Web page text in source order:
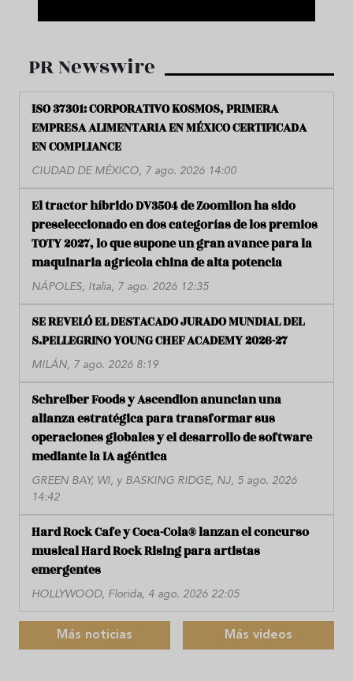
PR Newswire
ISO 37301: CORPORATIVO KOSMOS, PRIMERA
EMPRESA ALIMENTARIA EN MÉXICO CERTIFICADA
EN COMPLIANCE
CIUDAD DE MÉXICO, 7 ago. 2026 14:00
El tractor híbrido DV3504 de Zoomlion ha sido
preseleccionado en dos categorías de los premios
TOTY 2027, lo que supone un gran avance para la
maquinaria agrícola china de alta potencia
NÁPOLES, Italia, 7 ago. 2026 12:35
SE REVELÓ EL DESTACADO JURADO MUNDIAL DEL
S.PELLEGRINO YOUNG CHEF ACADEMY 2026-27
MILÁN, 7 ago. 2026 8:19
Schreiber Foods y Ascendion anuncian una
alianza estratégica para transformar sus
operaciones globales y el desarrollo de software
mediante la IA agéntica
GREEN BAY, WI, y BASKING RIDGE, NJ, 5 ago. 2026
14:42
Hard Rock Cafe y Coca-Cola® lanzan el concurso
musical Hard Rock Rising para artistas
emergentes
HOLLYWOOD, Florida, 4 ago. 2026 22:05
Más noticias Más videos